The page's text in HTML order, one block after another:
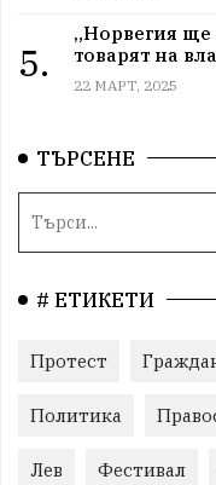
5.
„Норвегия
товарят на
22 МАРТ, 2025
ТЪРСЕНЕ
# ЕТИКЕТИ
Протест
Политика
Лев Фестивал